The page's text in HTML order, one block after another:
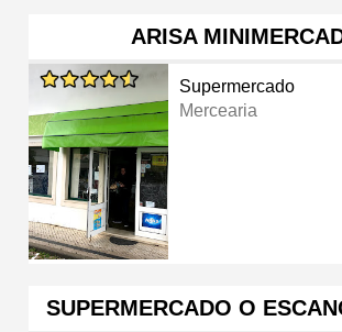
ARISA
Supermercado
Mercearia
SUPERMERCADO O